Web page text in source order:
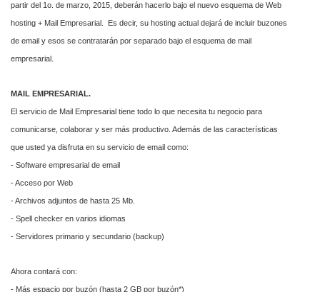
partir del 1o. de marzo, 2015, deberán hacerlo bajo el nuevo esquema de Web
hosting + Mail Empresarial. Es decir, su hosting actual dejará de incluir buzones
de email y esos se contratarán por separado bajo el esquema de mail
empresarial.
MAIL EMPRESARIAL.
El servicio de Mail Empresarial tiene todo lo que necesita tu negocio para
comunicarse, colaborar y ser más productivo. Además de las características
que usted ya disfruta en su servicio de email como:
- Software empresarial de email
- Acceso por Web
- Archivos adjuntos de hasta 25 Mb.
- Spell checker en varios idiomas
- Servidores primario y secundario (backup)
Ahora contará con:
- Más espacio por buzón (hasta 2 GB por buzón*)